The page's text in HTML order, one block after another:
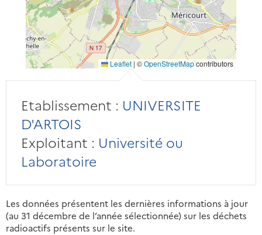
Leaflet | ©OpenStreetMapcontributors
Etablissement : UNIVERSITE
D'ARTOIS
Exploitant : Université ou
Laboratoire
Les données présentent les dernières informations à jour
(au 31 décembre de l’année sélectionnée) sur les déchets
radioactifs présents sur le site.